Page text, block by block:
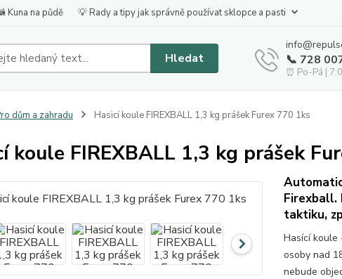
Kuna na půdě 💡 Rady a tipy jak správně používat sklopce a pasti
Hledat 📞 728
⏰ Po-Pá |
dům a zahradu Hasicí koule FIREXBALL 1,3 kg prášek Furex 770 1ks
koule FIREXBALL 1,3 kg prášek
Firexball.
taktiku,
Hasící koule
osoby nad
nebude